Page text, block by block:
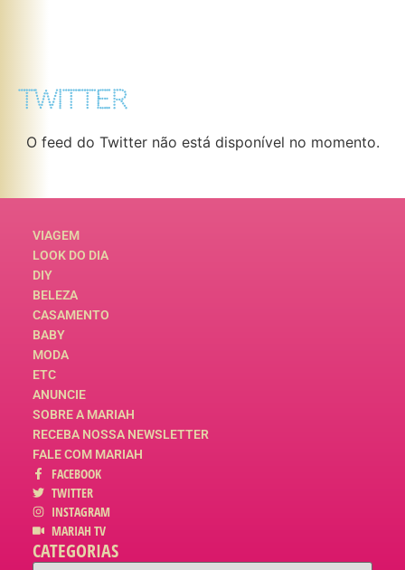
TWITTER
O feed do Twitter não está disponível no momento.
VIAGEM
LOOK DO DIA
DIY
BELEZA
CASAMENTO
BABY
MODA
ETC
ANUNCIE
SOBRE A MARIAH
RECEBA NOSSA NEWSLETTER
FALE COM MARIAH
FACEBOOK
TWITTER
INSTAGRAM
MARIAH TV
CATEGORIAS